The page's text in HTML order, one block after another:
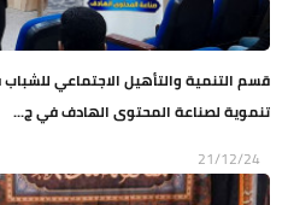
قسم التنمية والتأهيل الاجتماعي
تنموية لصناعة المحتوى الهادف في ج...
21/12/24